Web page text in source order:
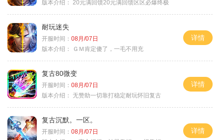
版本介绍： 20元满回馈20元满回馈区区必爆终极
耐玩迷失
开服时间： 08月/07日
版本介绍：
ＧＭ肯定傻了，一毛不用充
详情
复古80微变
开服时间： 08月/07日
版本介绍： 无赞助一切靠打稳定耐玩怀旧复古
详情
复古沉默。一区。
开服时间： 08月/07日
详情